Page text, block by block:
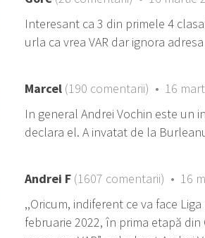
Interesant ca 3 din primele 4
urla ca vrea VAR dar ignora
Marcel (190 comentarii) • 16
In general Andrei Vochin este un
declara el. A invatat de la
Andrei F (1607 comentarii) • 16
,,Oricum, indiferent ce va face
februarie 2022, în prima etapă